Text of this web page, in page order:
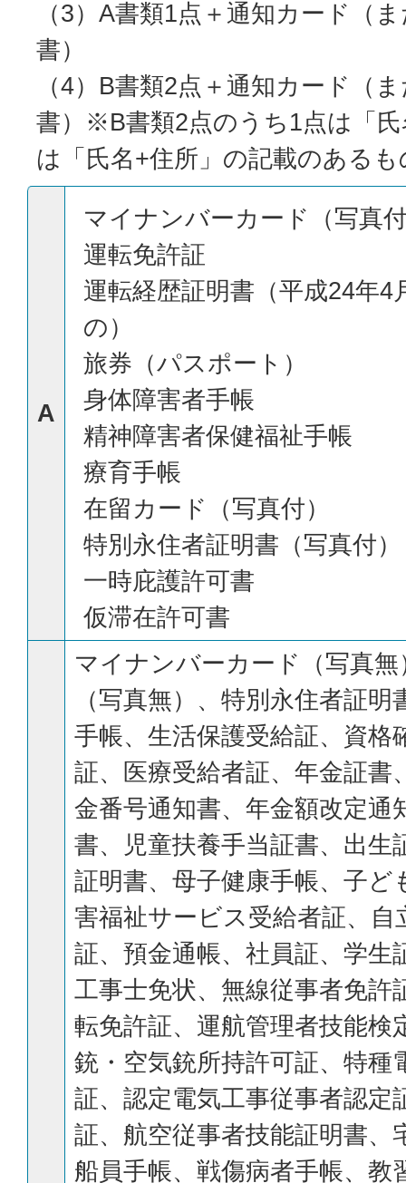
（3）A書類1点＋通知カード（
書）
（4）B書類2点＋通知カード（
書）※B書類2点のうち1点は「
は「氏名+住所」の記載のある
A
マイナンバーカード（写真
運転免許証
運転経歴証明書（平成24年4
の）
旅券（パスポート）
身体障害者手帳
精神障害者保健福祉手帳
療育手帳
在留カード（写真付）
特別永住者証明書（写真付）
一時庇護許可書
仮滞在許可書
マイナンバーカード（写真
（写真無）、特別永住者証
手帳、生活保護受給証、資格
証、医療受給者証、年金証書
金番号通知書、年金額改定通
書、児童扶養手当証書、出生
証明書、母子健康手帳、子ど
害福祉サービス受給者証、自
証、預金通帳、社員証、学生
工事士免状、無線従事者免許
転免許証、運航管理者技能検
銃・空気銃所持許可証、特種
証、認定電気工事従事者認定
証、航空従事者技能証明書、
船員手帳、戦傷病者手帳、教